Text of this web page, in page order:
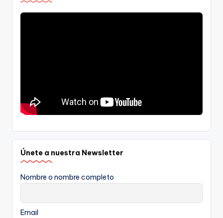
Únete a nuestra Newsletter
Nombre o nombre completo
Email